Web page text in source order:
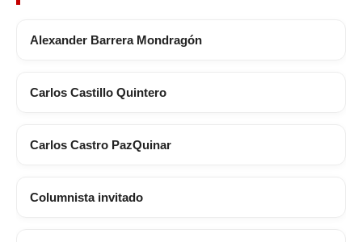
Alexander Barrera Mondragón
Carlos Castillo Quintero
Carlos Castro PazQuinar
Columnista invitado